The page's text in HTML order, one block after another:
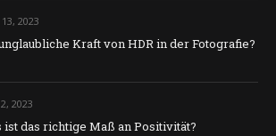
13, 2023
Kraft von HDR in der Fotografie?
2023
ist das richtige Maß an Positivität?